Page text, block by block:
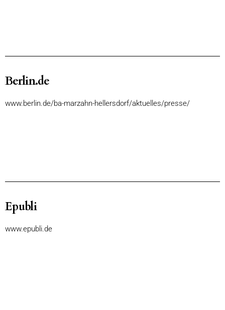
Berlin.de
www.berlin.de/ba-marzahn-hellersdorf/aktuelles/presse/
Epubli
www.epubli.de